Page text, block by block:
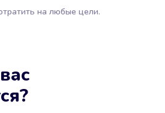
на любые цели.